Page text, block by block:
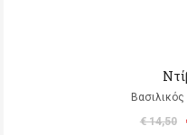
€ 14,50